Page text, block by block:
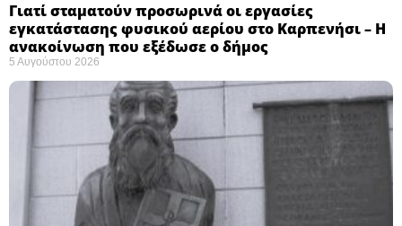
Γιατί σταματούν προσωρινά οι εργασίες
εγκατάστασης φυσικού αερίου στο Καρπενήσι – Η
ανακοίνωση που εξέδωσε ο δήμος
5 Αυγούστου 2026